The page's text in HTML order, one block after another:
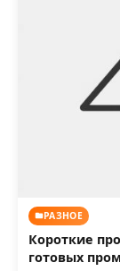
РАЗНОЕ
Короткие
готовых